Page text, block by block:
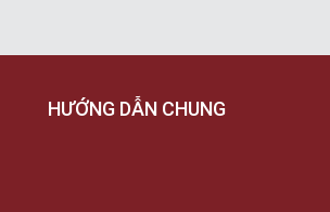
HƯỚNG DẪN CHUNG